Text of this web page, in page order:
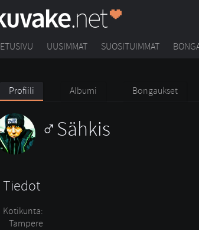
ETUSIVU UUSIMMAT SUOSITUIMMAT
Profiili Albumi Bongaukset
Sähkis
Tiedot
Kotikunta:
Tampere